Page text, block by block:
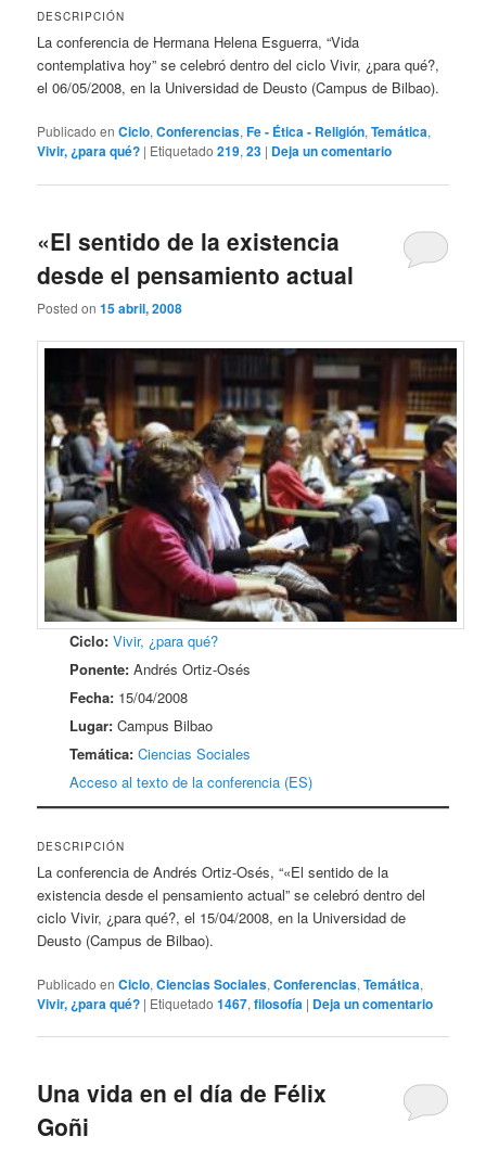
DESCRIPCIÓN
La conferencia de Hermana Helena Esguerra, “Vida
contemplativa hoy” se celebró dentro del ciclo Vivir, ¿para qué?,
el 06/05/2008, en la Universidad de Deusto (Campus de Bilbao).
Publicado en Ciclo,Conferencias,Fe - Ética - Religión,Temática,
Vivir, ¿para qué? | Etiquetado 219,23 | Deja un comentario
«El sentido de la existencia
desde el pensamiento actual
Posted on15 abril, 2008
Ciclo: Vivir, ¿para qué?
Ponente: Andrés Ortiz-Osés
Fecha: 15/04/2008
Lugar: Campus Bilbao
Temática: Ciencias Sociales
Acceso al texto de la conferencia (ES)
DESCRIPCIÓN
La conferencia de Andrés Ortiz-Osés, “«El sentido de la
existencia desde el pensamiento actual” se celebró dentro del
ciclo Vivir, ¿para qué?, el 15/04/2008, en la Universidad de
Deusto (Campus de Bilbao).
Publicado en Ciclo,Ciencias Sociales,Conferencias,Temática,
Vivir, ¿para qué? | Etiquetado 1467,filosofía | Deja un comentario
Una vida en el día de Félix
Goñi